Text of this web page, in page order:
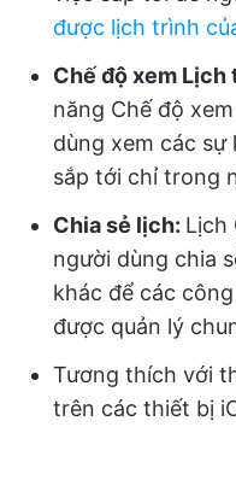
được lịch trình
Chế độ xem Lịch
năng Chế độ
dùng xem các sự
sắp tới chỉ trong
Chia sẻ lịch: Lịch
người dùng chia
khác để các
được quản lý
Tương thích với
trên các thiết bị